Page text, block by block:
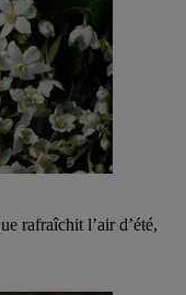
rafraîchit l’air d’été,